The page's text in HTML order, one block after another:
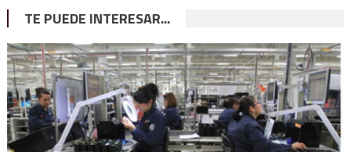
TE PUEDE INTERESAR...